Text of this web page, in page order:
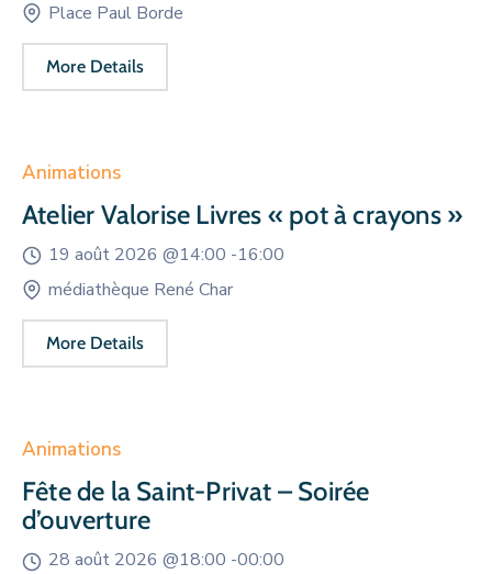
Place Paul Borde
More Details
Animations
Atelier Valorise Livres « pot à crayons »
19 août 2026 @14:00 -16:00
médiathèque René Char
More Details
Animations
Fête de la Saint-Privat – Soirée
d’ouverture
28 août 2026 @18:00 -00:00